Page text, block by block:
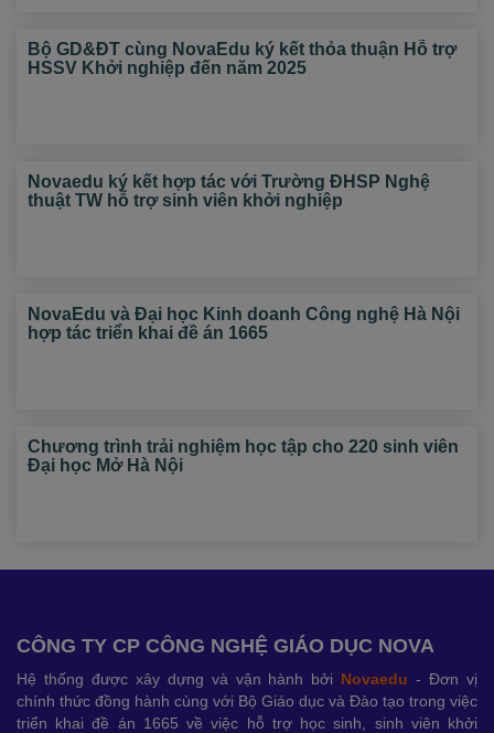
Bộ GD&ĐT cùng NovaEdu ký kết thỏa thuận Hỗ trợ
HSSV Khởi nghiệp đến năm 2025
Novaedu ký kết hợp tác với Trường ĐHSP Nghệ
thuật TW hỗ trợ sinh viên khởi nghiệp
NovaEdu và Đại học Kinh doanh Công nghệ Hà Nội
hợp tác triển khai đề án 1665
Chương trình trải nghiệm học tập cho 220 sinh viên
Đại học Mở Hà Nội
CÔNG TY CP CÔNG NGHỆ GIÁO DỤC NOVA
Hệ thống được xây dựng và vận hành bởi Novaedu - Đơn vị
chính thức đồng hành cùng với Bộ Giáo dục và Đào tạo trong việc
triển khai đề án 1665 về việc hỗ trợ học sinh, sinh viên khởi